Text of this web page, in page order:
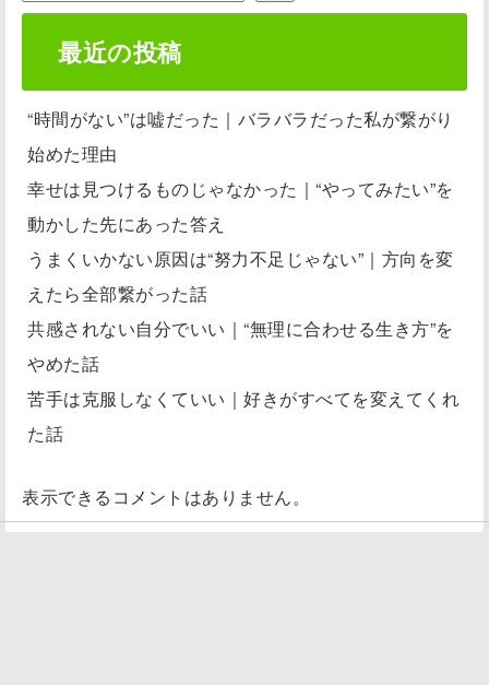
最近の投稿
“時間がない”は嘘だった｜バラバラだった私が繋がり
始めた理由
幸せは見つけるものじゃなかった｜“やってみたい”を
動かした先にあった答え
うまくいかない原因は“努力不足じゃない”｜方向を変
えたら全部繋がった話
共感されない自分でいい｜“無理に合わせる生き方”を
やめた話
苦手は克服しなくていい｜好きがすべてを変えてくれ
た話
表示できるコメントはありません。